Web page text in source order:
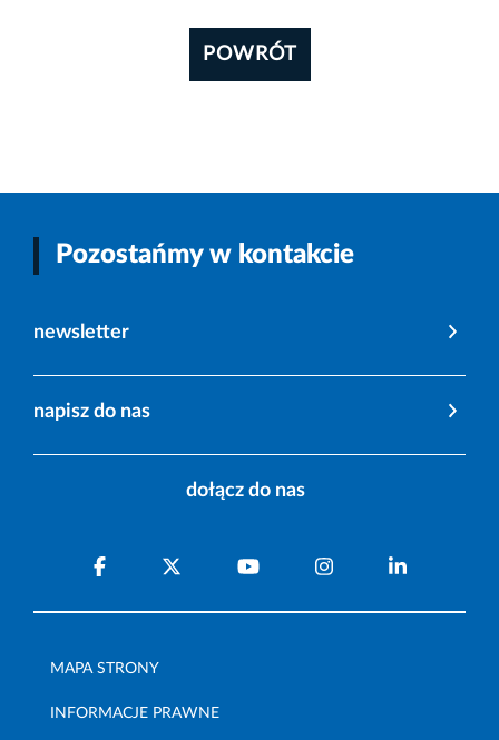
POWRÓT
Pozostańmy w kontakcie
newsletter
napisz do nas
dołącz do nas
MAPA STRONY
INFORMACJE PRAWNE